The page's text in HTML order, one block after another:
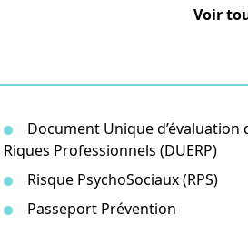
Voir
Document Unique d’évaluation
Riques Professionnels (DUERP)
Risque PsychoSociaux (RPS)
Passeport Prévention